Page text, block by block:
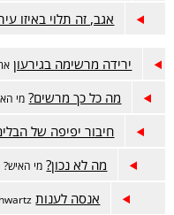
אגב, זה תלוי באיזו
ירידה מרשימה בגירעון
מה כל כך מרשים? מי
חיבור יפיפה של
מה לא נכון? מי
אנסה לענות